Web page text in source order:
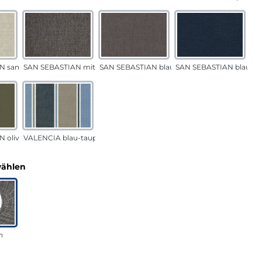
sandSAN SEBASTIAN mittelgrauSAN SEBASTIAN blau-sandSAN SEBASTIAN blau
oliv VALENCIA blau-taupe